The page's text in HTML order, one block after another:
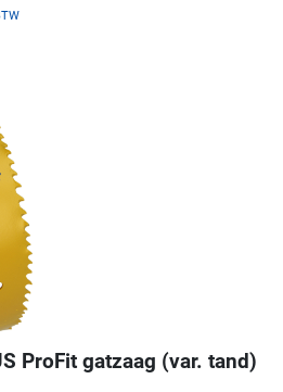
ProFit gatzaag (var. tand)